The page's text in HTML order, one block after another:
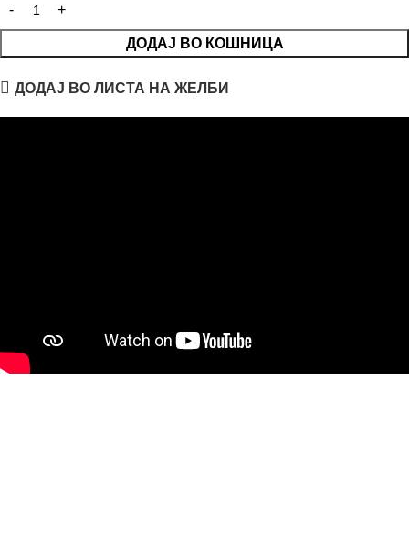
ДОДАЈ ВО КОШНИЦА
ДОДАЈ ВО ЛИСТА НА ЖЕЛБИ